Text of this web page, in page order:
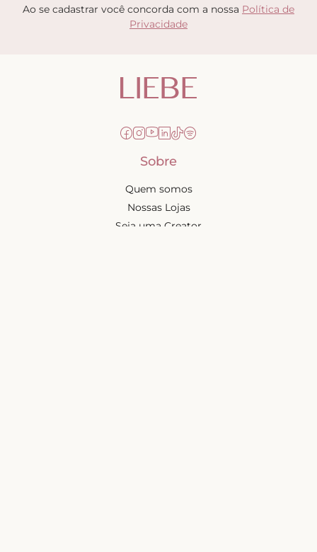
Ao se cadastrar você concorda com a nossa Política de
Privacidade
Sobre
Quem somos
Nossas Lojas
Seja uma Creator